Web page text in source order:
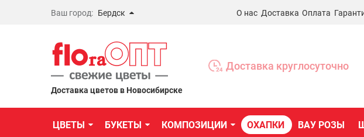
Ваш город: Бердск
Бердск
О нас Доставка Оплата
Доставка цветов в Новосибирске
Доставка круглосуточно
ЦВЕТЫ БУКЕТЫ КОМПОЗИЦИИ ОХАПКИ ВАУ РОЗЫ